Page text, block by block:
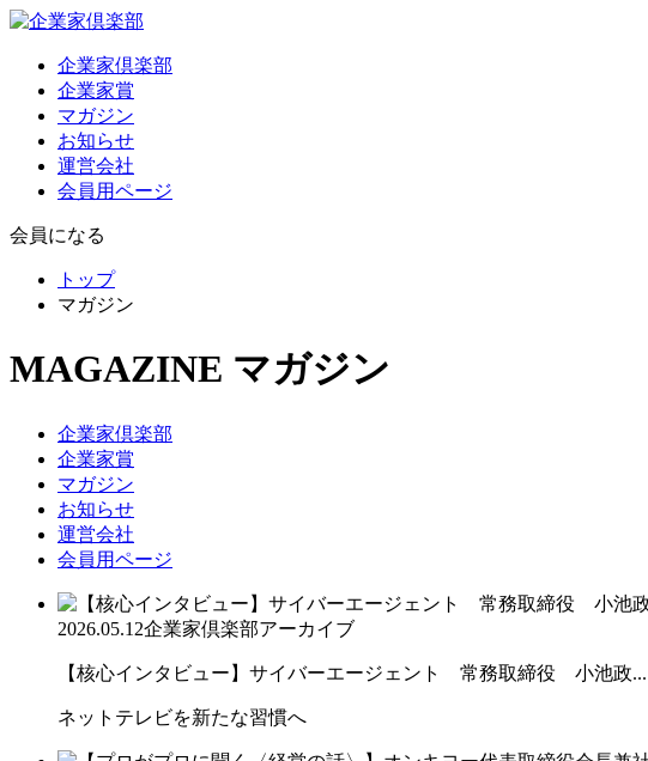
企業家倶楽部
企業家賞
マガジン
お知らせ
運営会社
会員用ページ
会員になる
トップ
マガジン
MAGAZINE マガジン
企業家倶楽部
企業家賞
マガジン
お知らせ
運営会社
会員用ページ
2026.05.12企業家倶楽部アーカイブ
【核心インタビュー】サイバーエージェント 常務取締役 小池政...
ネットテレビを新たな習慣へ